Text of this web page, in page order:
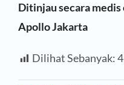
Ditinjau secara
Apollo Jakarta
Dilihat Sebanyak: